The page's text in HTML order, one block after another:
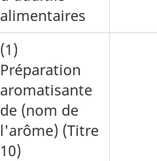
alimentaires
(1)
Préparation
aromatisante
de (nom de
l'arôme) (Titre
10)